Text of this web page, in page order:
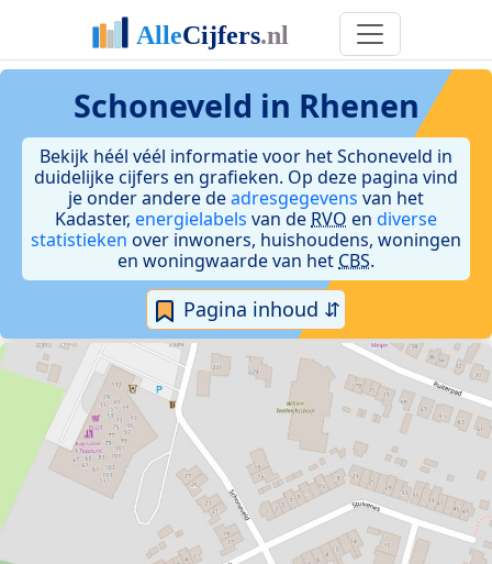
Schoneveld in Rhenen
Bekijk héél véél informatie voor het Schoneveld in
duidelijke cijfers en grafieken. Op deze pagina vind
je onder andere deadresgegevens van het
Kadaster, energielabels van de RVO en diverse
statistieken over inwoners, huishoudens, woningen
en woningwaarde van het CBS.
Pagina inhoud ⇵